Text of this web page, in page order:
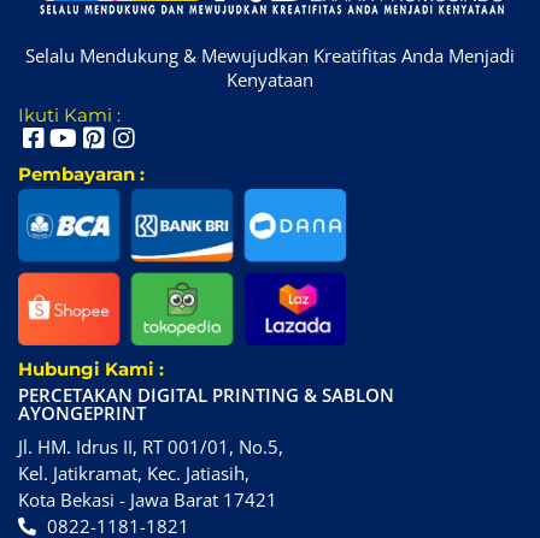
Selalu Mendukung & Mewujudkan Kreatifitas Anda Menjadi
Kenyataan
Ikuti Kami :
Pembayaran :
Hubungi Kami :
PERCETAKAN DIGITAL PRINTING & SABLON
AYONGEPRINT
Jl. HM. Idrus II, RT 001/01, No.5,
Kel. Jatikramat, Kec. Jatiasih,
Kota Bekasi - Jawa Barat 17421
0822-1181-1821